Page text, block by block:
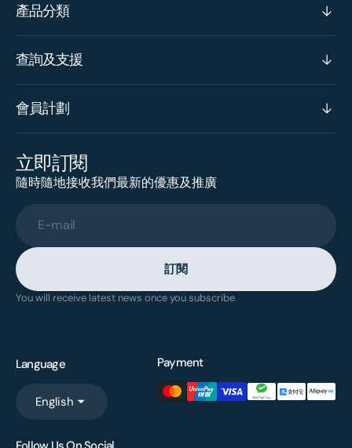
產品分類
查詢及支援
會員計劃
立即訂閱
隨時隨地接收我們最新的優惠及推廣
E-mail
訂閱
You will receive latest news once you subscribe
Language
English
Payment